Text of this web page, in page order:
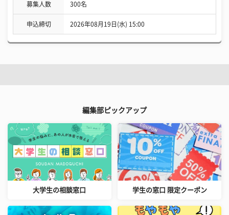
募集人数 300名
申込締切 2026年08月19日(水) 15:00
編集部ピックアップ
大学生の相談窓口 学生の窓口 限定クーポン